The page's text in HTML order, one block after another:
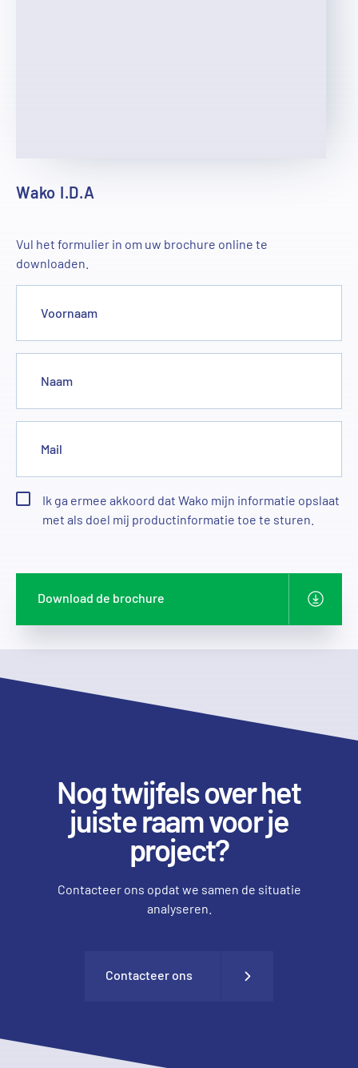
Wako I.D.A
Vul het formulier in om uw brochure online te
downloaden.
Voornaam
Naam
Mail
Ik ga ermee akkoord dat Wako mijn informatie opslaat
met als doel mij productinformatie toe te sturen.
Download de brochure
Nog twijfels over het
juiste raam voor je
project?
Contacteer ons opdat we samen de situatie
analyseren.
Contacteer ons